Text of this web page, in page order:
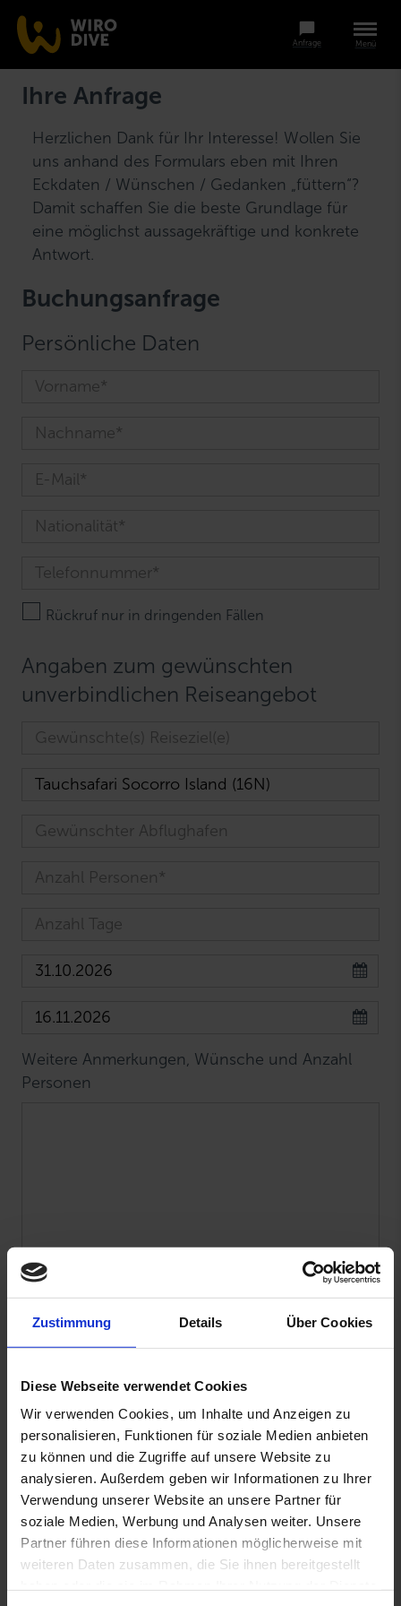
Zustimmung Details Über Cookies
Diese Webseite verwendet Cookies
Wir verwenden Cookies, um Inhalte und Anzeigen zu
personalisieren, Funktionen für soziale Medien anbieten
zu können und die Zugriffe auf unsere Website zu
analysieren. Außerdem geben wir Informationen zu Ihrer
Verwendung unserer Website an unsere Partner für
soziale Medien, Werbung und Analysen weiter. Unsere
Partner führen diese Informationen möglicherweise mit
weiteren Daten zusammen, die Sie ihnen bereitgestellt
Menü
Anfrage
Ihre Anfrage
Herzlichen Dank für Ihr Interesse! Wollen Sie
uns anhand des Formulars eben mit Ihren
Eckdaten / Wünschen / Gedanken „füttern“?
Damit schaffen Sie die beste Grundlage für
eine möglichst aussagekräftige und konkrete
Antwort.
Buchungsanfrage
Persönliche Daten
Rückruf nur in dringenden Fällen
Angaben zum gewünschten
unverbindlichen Reiseangebot
Weitere Anmerkungen, Wünsche und Anzahl
Personen
Datenschutzhinweis: Für die Kontaktaufnahme
und die Angebotserstellung benötigen wir Ihre
Daten wie Name, Telefonnummer und E-Mail-
Adresse.
Sie erklären sich hiermit einverstanden, dass diese
Daten von uns entsprechend unserer
Datenschutzerklärung verwendet und gespeichert
werden.